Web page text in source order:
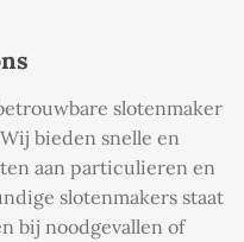
slotenmaker
bieden snelle en
aan particulieren en
slotenmakers staat
bij noodgevallen of